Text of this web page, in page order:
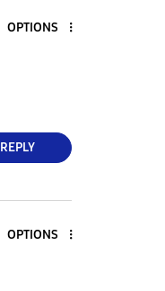
OPTIONS
REPLY
OPTIONS